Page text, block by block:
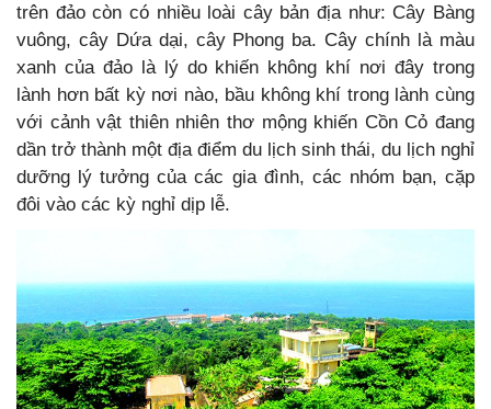
trên đảo còn có nhiều loài cây bản địa như: Cây Bàng
vuông, cây Dứa dại, cây Phong ba. Cây chính là màu
xanh của đảo là lý do khiến không khí nơi đây trong
lành hơn bất kỳ nơi nào, bầu không khí trong lành cùng
với cảnh vật thiên nhiên thơ mộng khiến Cồn Cỏ đang
dần trở thành một địa điểm du lịch sinh thái, du lịch nghỉ
dưỡng lý tưởng của các gia đình, các nhóm bạn, cặp
đôi vào các kỳ nghỉ dịp lễ.